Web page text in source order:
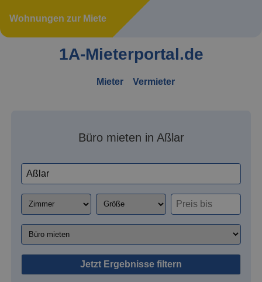
Wohnungen zur Miete
1A-Mieterportal.de
Mieter Vermieter
Büro mieten in Aßlar
Jetzt Ergebnisse filtern